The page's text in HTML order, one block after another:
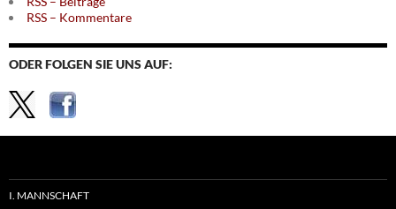
RSS – Kommentare
ODER FOLGEN SIE UNS AUF:
I. MANNSCHAFT